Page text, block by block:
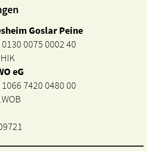
Goslar Peine
0075 0002 40
eG
7420 0480 00